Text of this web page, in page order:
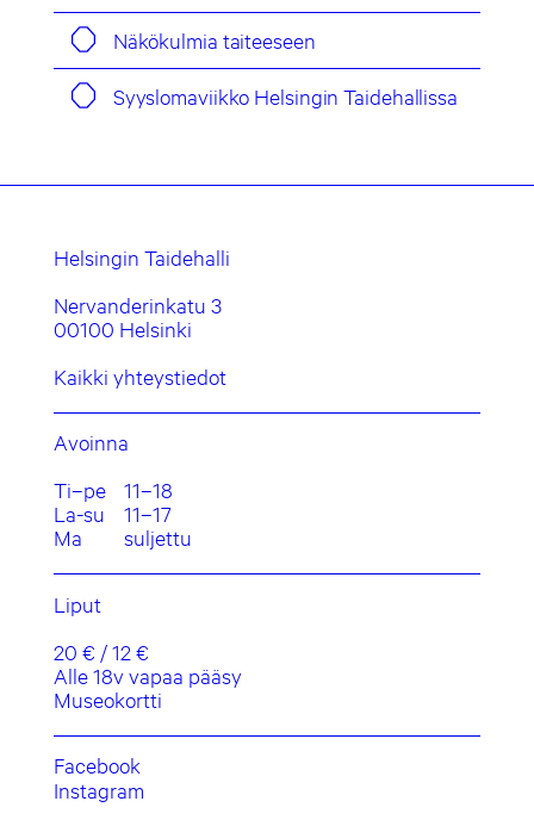
Näkökulmia taiteeseen
Syyslomaviikko Helsingin Taidehallissa
Helsingin Taidehalli
Nervanderinkatu 3
00100 Helsinki
Kaikki yhteystiedot
Avoinna
Ti–pe
11–18
La-su
11–17
Ma
suljettu
Liput
20 € / 12 €
Alle 18v vapaa pääsy
Museokortti
Facebook
Instagram